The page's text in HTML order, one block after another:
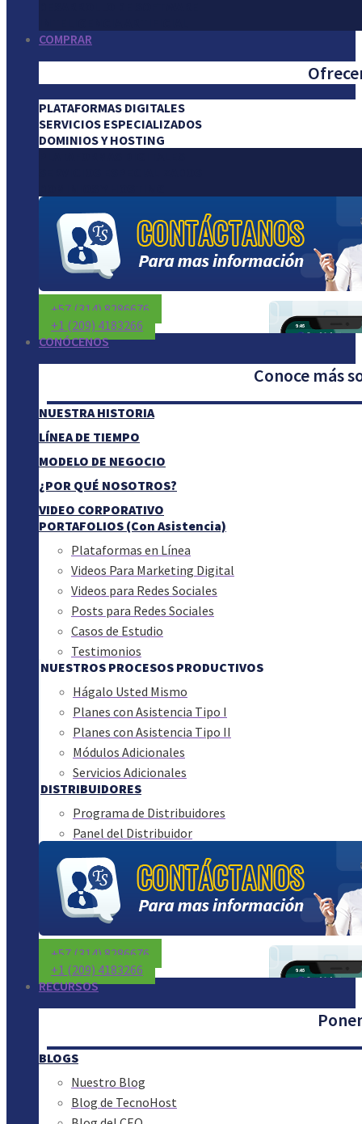
COMPRAR
PLATAFORMAS DIGITALES
SERVICIOS ESPECIALIZADOS
DOMINIOS Y HOSTING
+57 (314) 8286676
+1 (209) 4183266
CONÓCENOS
Conoce más
NUESTRA HISTORIA
LÍNEA DE TIEMPO
MODELO DE NEGOCIO
¿POR QUÉ NOSOTROS?
VIDEO CORPORATIVO
PORTAFOLIOS (Con Asistencia)
Plataformas en Línea
Videos Para Marketing Digital
Videos para Redes Sociales
Posts para Redes Sociales
Casos de Estudio
Testimonios
NUESTROS PROCESOS PRODUCTIVOS
Hágalo Usted Mismo
Planes con Asistencia Tipo I
Planes con Asistencia Tipo II
Módulos Adicionales
Servicios Adicionales
DISTRIBUIDORES
Programa de Distribuidores
Panel del Distribuidor
+57 (314) 8286676
+1 (209) 4183266
RECURSOS
BLOGS
Nuestro Blog
Blog de TecnoHost